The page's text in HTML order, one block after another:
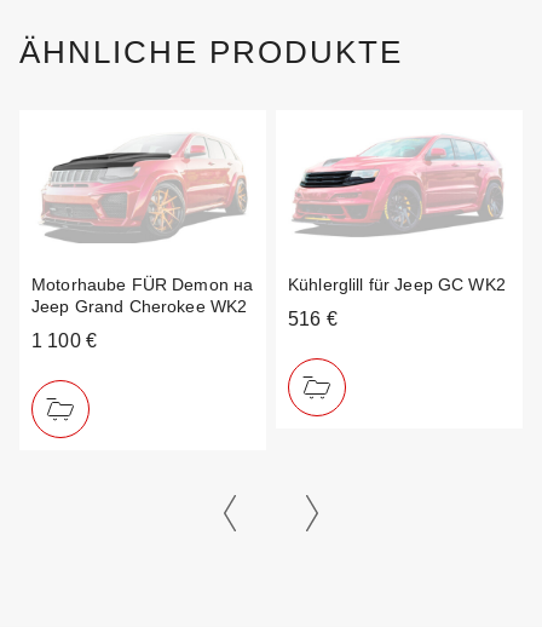
ÄHNLICHE PRODUKTE
Motorhaube FÜR Demon на
Jeep Grand Cherokee WK2
1 100 €
Kühlerglill für Jeep GC WK2
516 €